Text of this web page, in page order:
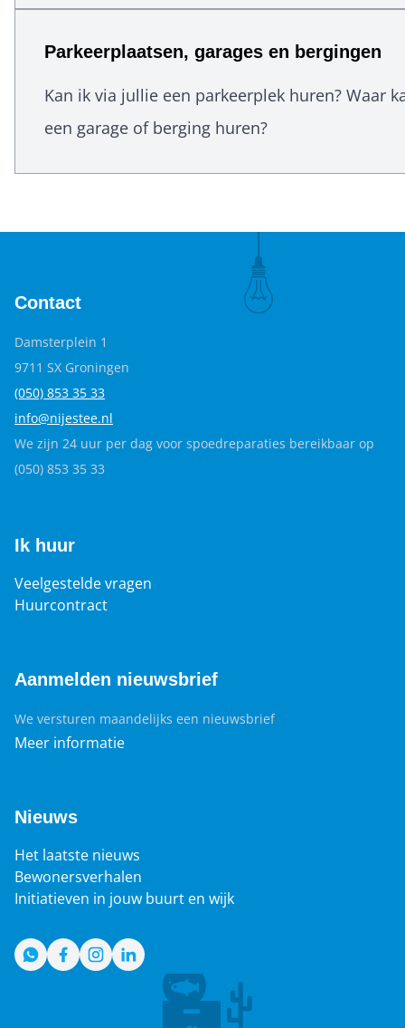
Parkeerplaatsen, garages en bergingen
Kan ik via jullie een parkeerplek huren? Waar
een garage of berging huren?
Contact
Damsterplein 1
9711 SX Groningen
(050) 853 35 33
info@nijestee.nl
We zijn 24 uur per dag voor spoedreparaties bereikbaar op
(050) 853 35 33
Ik huur
Veelgestelde vragen
Huurcontract
Aanmelden nieuwsbrief
We versturen maandelijks een nieuwsbrief
Meer informatie
Nieuws
Het laatste nieuws
Bewonersverhalen
Initiatieven in jouw buurt en wijk
WhatsApp
Facebook
Instagram
LinkedIn